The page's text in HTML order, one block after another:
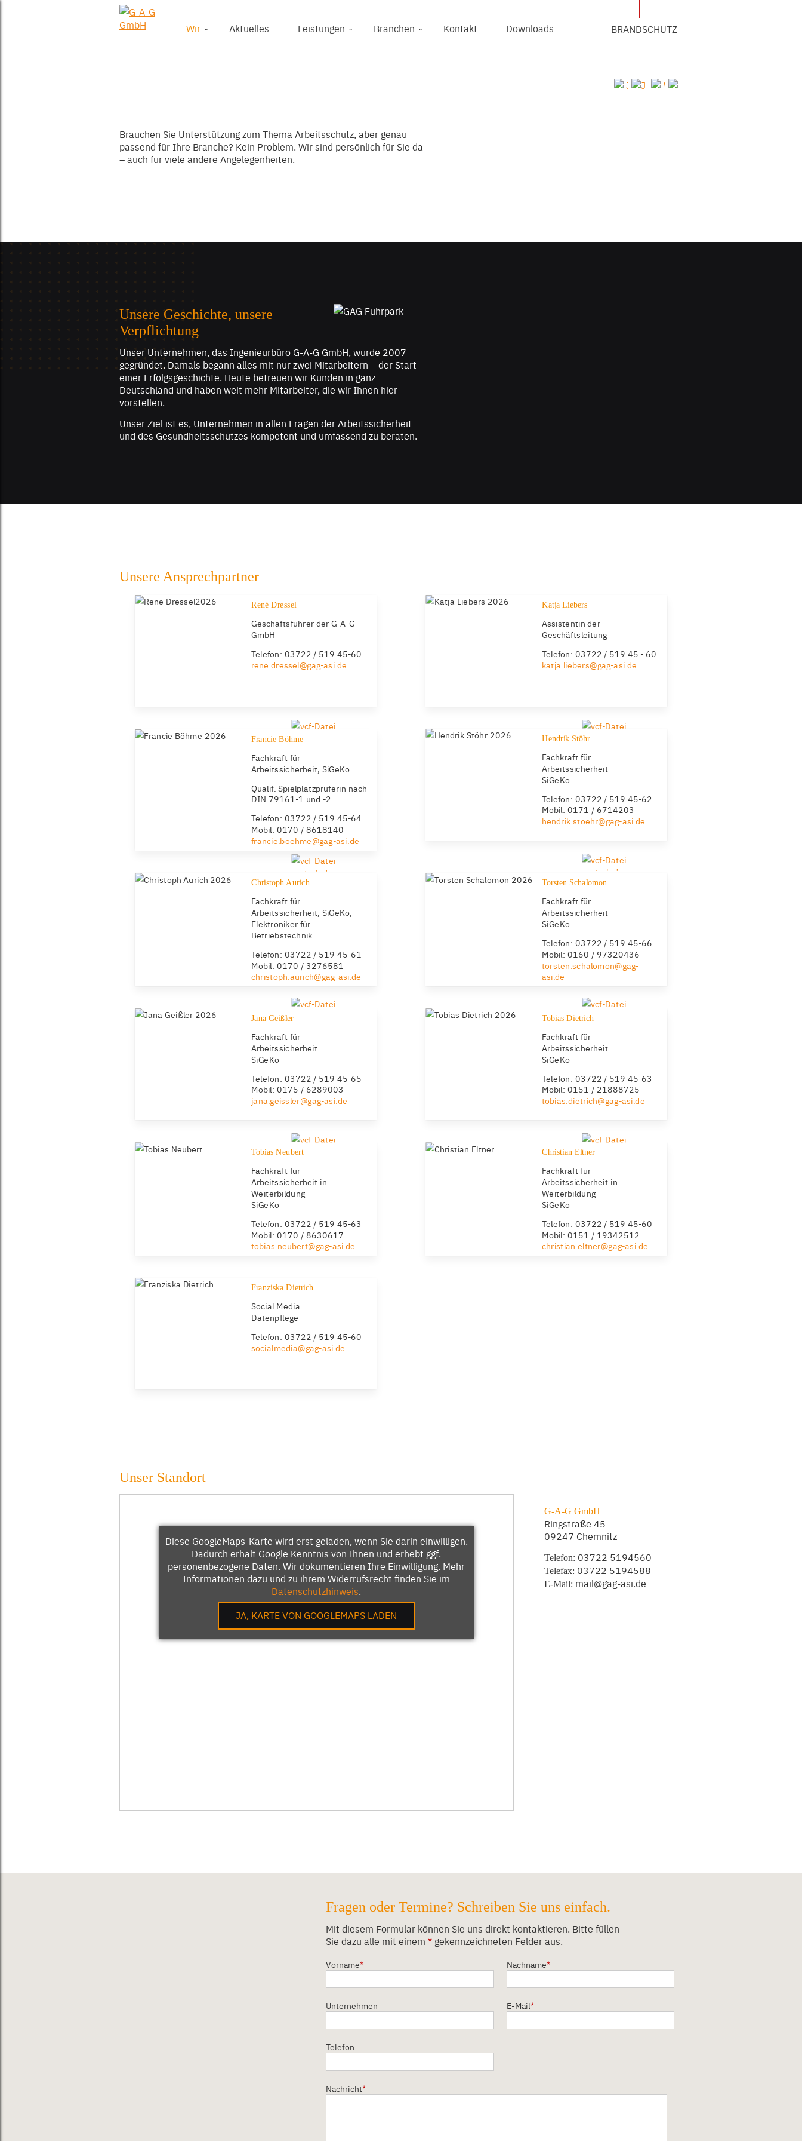
Wir Aktuelles Leistungen Branchen Kontakt Downloads BRANDSCHUTZ
Brauchen Sie Unterstützung zum Thema Arbeitsschutz, aber genau
passend für Ihre Branche? Kein Problem. Wir sind persönlich für Sie da
– auch für viele andere Angelegenheiten.
Unsere Geschichte, unsere
Verpflichtung
Unser Unternehmen, das Ingenieurbüro G-A-G GmbH, wurde 2007
gegründet. Damals begann alles mit nur zwei Mitarbeitern – der Start
einer Erfolgsgeschichte. Heute betreuen wir Kunden in ganz
Deutschland und haben weit mehr Mitarbeiter, die wir Ihnen hier
vorstellen.
Unser Ziel ist es, Unternehmen in allen Fragen der Arbeitssicherheit
und des Gesundheitsschutzes kompetent und umfassend zu beraten.
Unsere Ansprechpartner
René Dressel
Geschäftsführer der G-A-G
GmbH
Telefon: 03722 / 519 45-60
rene.dressel@gag-asi.de
Katja Liebers
Assistentin der
Geschäftsleitung
Telefon: 03722 / 519 45 - 60
katja.liebers@gag-asi.de
Francie Böhme
Fachkraft für
Arbeitssicherheit, SiGeKo
Qualif. Spielplatzprüferin nach
DIN 79161-1 und -2
Telefon: 03722 / 519 45-64
Mobil: 0170 / 8618140‬
francie.boehme@gag-asi.de
Hendrik Stöhr
Fachkraft für
Arbeitssicherheit
SiGeKo
Telefon: 03722 / 519 45-62
Mobil: 0171 / 6714203‬
hendrik.stoehr@gag-asi.de
Christoph Aurich
Fachkraft für
Arbeitssicherheit, SiGeKo,
Elektroniker für
Betriebstechnik
Telefon: 03722 / 519 45-61
Mobil: 0170 / 3276581‬
christoph.aurich@gag-asi.de
Torsten Schalomon
Fachkraft für
Arbeitssicherheit
SiGeKo
Telefon: 03722 / 519 45-66
Mobil: 0160 / 97320436
torsten.schalomon@gag-
asi.de
Jana Geißler
Fachkraft für
Arbeitssicherheit
SiGeKo
Telefon: 03722 / 519 45-65
Mobil: 0175 / 6289003
jana.geissler@gag-asi.de
Tobias Dietrich
Fachkraft für
Arbeitssicherheit
SiGeKo
Telefon: 03722 / 519 45-63
Mobil: 0151 / 21888725
tobias.dietrich@gag-asi.de
Tobias Neubert
Fachkraft für
Arbeitssicherheit in
Weiterbildung
SiGeKo
Telefon: 03722 / 519 45-63
Mobil: 0170 / 8630617
tobias.neubert@gag-asi.de
Franziska Dietrich
Social Media
Datenpflege
Telefon: 03722 / 519 45-60
socialmedia@gag-asi.de
Christian Eltner
Fachkraft für
Arbeitssicherheit in
Weiterbildung
SiGeKo
Telefon: 03722 / 519 45-60
Mobil: 0151 / 19342512
christian.eltner@gag-asi.de
Unser Standort
Diese GoogleMaps-Karte wird erst geladen, wenn Sie darin einwilligen.
Dadurch erhält Google Kenntnis von Ihnen und erhebt ggf.
personenbezogene Daten. Wir dokumentieren Ihre Einwilligung. Mehr
Informationen dazu und zu ihrem Widerrufsrecht finden Sie im
Datenschutzhinweis.
G-A-G GmbH
Ringstraße 45
09247 Chemnitz
Telefon: 03722 5194560
Telefax: 03722 5194588
E-Mail: mail@gag-asi.de
Fragen oder Termine? Schreiben Sie uns einfach.
Mit diesem Formular können Sie uns direkt kontaktieren. Bitte füllen
Sie dazu alle mit einem* gekennzeichneten Felder aus.
Vorname* Nachname*
Unternehmen E-Mail*
Telefon
Nachricht*